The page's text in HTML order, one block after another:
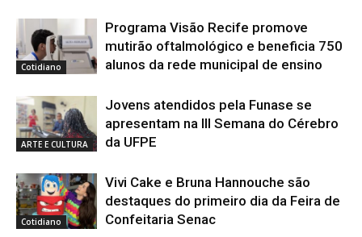
Cotidiano
Programa Visão Recife promove
mutirão oftalmológico e beneficia 750
alunos da rede municipal de ensino
ARTE E CULTURA
Jovens atendidos pela Funase se
apresentam na III Semana do Cérebro
da UFPE
Cotidiano
Vivi Cake e Bruna Hannouche são
destaques do primeiro dia da Feira de
Confeitaria Senac